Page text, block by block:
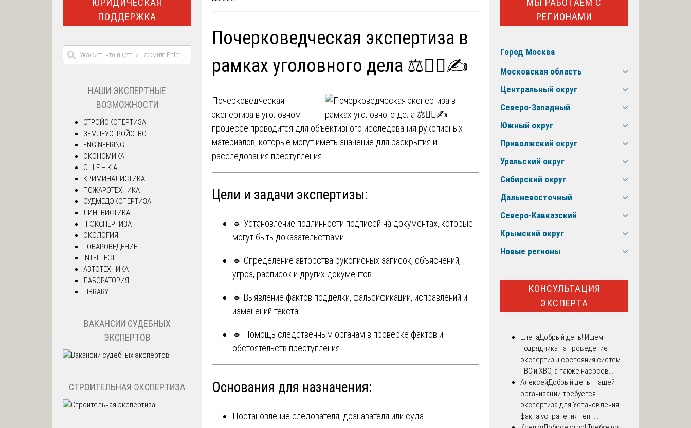
Почерковедческая экспертиза в
рамках уголовного дела ⚖️🕵️‍♂️✍️
Почерковедческая
экспертиза в уголовном
процессе проводится для объективного исследования рукописных
материалов, которые могут иметь значение для раскрытия и
расследования преступления.
Цели и задачи экспертизы:
🔹 Установление подлинности подписей на документах, которые
могут быть доказательствами
🔹 Определение авторства рукописных записок, объяснений,
угроз, расписок и других документов
🔹 Выявление фактов подделки, фальсификации, исправлений и
изменений текста
🔹 Помощь следственным органам в проверке фактов и
обстоятельств преступления
Основания для назначения:
Постановление следователя, дознавателя или суда
ПОДДЕРЖКА
НАШИ ЭКСПЕРТНЫЕ
ВОЗМОЖНОСТИ
СТРОЙЭКСПЕРТИЗА
ЗЕМЛЕУСТРОЙСТВО
ENGINEERING
ЭКОНОМИКА
О Ц Е Н К А
КРИМИНАЛИСТИКА
ПОЖАРОТЕХНИКА
СУДМЕДЭКСПЕРТИЗА
ЛИНГВИСТИКА
IT ЭКСПЕРТИЗА
ЭКОЛОГИЯ
ТОВАРОВЕДЕНИЕ
INTELLECT
АВТОТЕХНИКА
ЛАБОРАТОРИЯ
LIBRARY
ВАКАНСИИ СУДЕБНЫХ
ЭКСПЕРТОВ
СТРОИТЕЛЬНАЯ ЭКСПЕРТИЗА
РЕГИОНАМИ
Город Москва
Московская область
Центральный округ
Северо-Западный
Южный округ
Приволжский округ
Уральский округ
Сибирский округ
Дальневосточный
Северо-Кавказский
Крымский округ
Новые регионы
КОНСУЛЬТАЦИЯ
ЭКСПЕРТА
ЕленаДобрый день! Ищем
подрядчика на проведение
экспертизы состояния систем
ГВС и ХВС, а также насосов...
АлексейДобрый день! Нашей
организации требуется
экспертиза для:Установления
факта устранения генп...